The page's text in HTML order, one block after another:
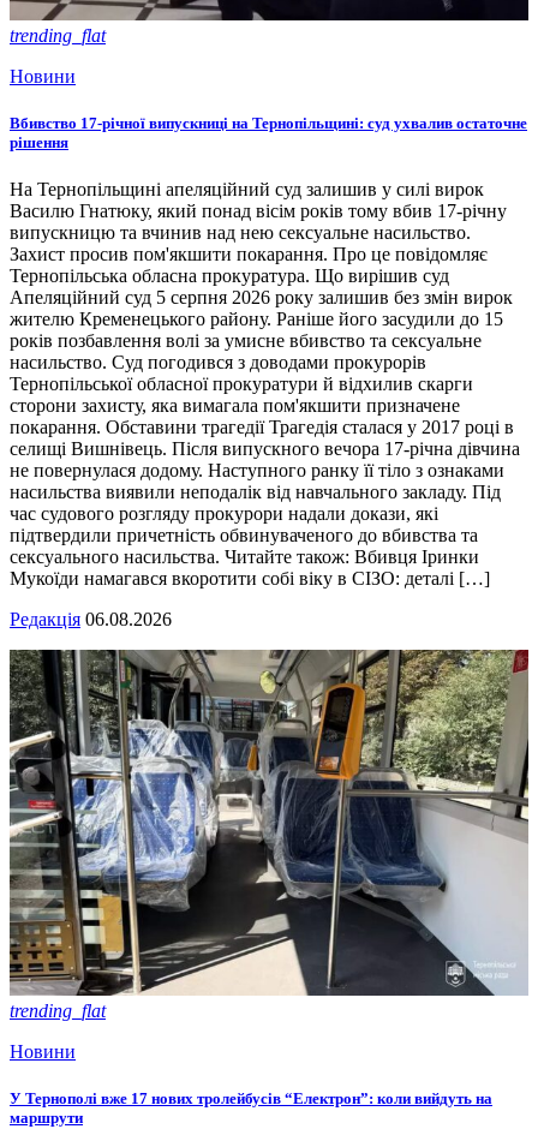
trending_flat
Новини
Вбивство 17-річної випускниці на Тернопільщині: суд ухвалив остаточне
рішення
На Тернопільщині апеляційний суд залишив у силі вирок
Василю Гнатюку, який понад вісім років тому вбив 17-річну
випускницю та вчинив над нею сексуальне насильство.
Захист просив пом'якшити покарання. Про це повідомляє
Тернопільська обласна прокуратура. Що вирішив суд
Апеляційний суд 5 серпня 2026 року залишив без змін вирок
жителю Кременецького району. Раніше його засудили до 15
років позбавлення волі за умисне вбивство та сексуальне
насильство. Суд погодився з доводами прокурорів
Тернопільської обласної прокуратури й відхилив скарги
сторони захисту, яка вимагала пом'якшити призначене
покарання. Обставини трагедії Трагедія сталася у 2017 році в
селищі Вишнівець. Після випускного вечора 17-річна дівчина
не повернулася додому. Наступного ранку її тіло з ознаками
насильства виявили неподалік від навчального закладу. Під
час судового розгляду прокурори надали докази, які
підтвердили причетність обвинуваченого до вбивства та
сексуального насильства. Читайте також: Вбивця Іринки
Мукоїди намагався вкоротити собі віку в СІЗО: деталі […]
Редакція 06.08.2026
trending_flat
Новини
У Тернополі вже 17 нових тролейбусів “Електрон”: коли вийдуть на
маршрути